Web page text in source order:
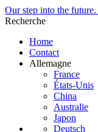
Our step into the
Recherche
Home
Contact
Allemagne
France
États-Unis
China
Australie
Japon
Deutsch